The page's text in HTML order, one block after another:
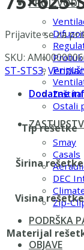
PROIZVODI
Ostali
Smay
Casals
DEC
Zip-
PODRŠKA
OBJAVE
Prijavite se za
SKU:
ST-STS3,
Dodatne
Tip rešetke
Širina rešetke
Visina rešetke
Materijal